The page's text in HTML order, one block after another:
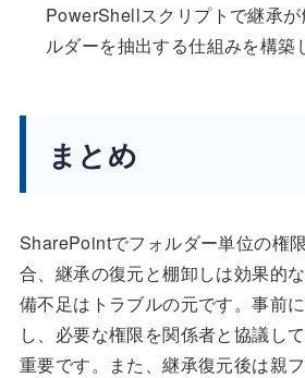
PowerShellスクリプトで継承
ルダーを抽出する仕組みを構築
まとめ
SharePointでフォルダー単位の権
合、継承の復元と棚卸しは効果的
備不足はトラブルの元です。事前
し、必要な権限を関係者と協議し
重要です。また、継承復元後は親